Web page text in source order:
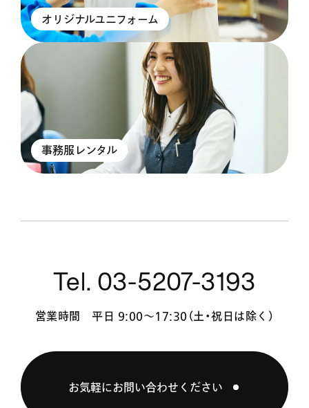
オリジナルユニフォーム
事務服レンタル
Tel. 03-5207-3193
営業時間 平日 9:00〜17:30（土・祝日は除く）
お気軽にお問い合わせください